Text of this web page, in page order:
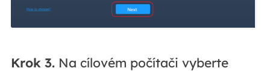
Krok 3.Na cílovém počítači vyberte